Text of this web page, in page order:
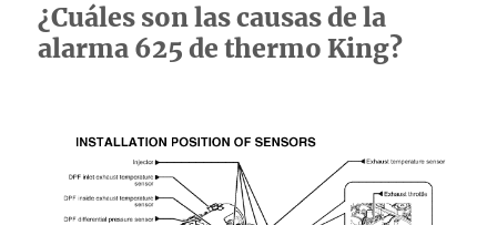
¿Cuáles son las causas de la
alarma 625 de thermo King?